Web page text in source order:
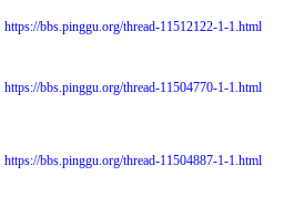
https://bbs.pinggu.org/thread-11512122-1-1.html
https://bbs.pinggu.org/thread-11504770-1-1.html
https://bbs.pinggu.org/thread-11504887-1-1.html